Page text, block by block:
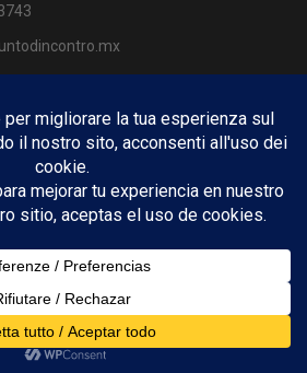
© 2025 Puntodincontro
by DisegnoW